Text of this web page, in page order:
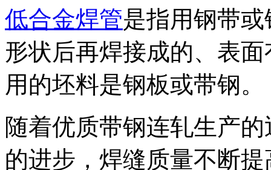
低合金焊管是指用钢带
形状后再焊接成的、表
用的坯料是钢板或带钢。
随着优质带钢连轧生产
的进步，焊缝质量不断提